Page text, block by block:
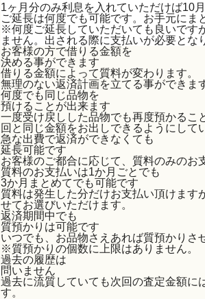
1ヶ月分のみ利息を入れていただけば10
ご延長は何度でも可能です。お手元に
※何度ご延長していただいても良いです
ません。出される際に支払いが必要とな
お客様の方で借りる金額を
決める事ができます
借りる金額によって質料が変わります。
無理のない返済計画を立てる事ができま
何度でも同じ品物を
預けることが出来ます
一度受け戻しした品物でも再度預かるこ
回と同じ金額をお出しできるようにして
急な出費で返済ができなくても
延長可能です
お客様のご都合に応じて、質料のみのお
質料のお支払いは1か月ごとでも
3か月まとめてでも可能です
質料は発生した分だけお支払い頂けま
せてお選びいただけます。
返済期間中でも
質預かりは可能です
いつでも、お品物さえあれば質預かりさ
※質預かりの個数に上限はありません。
過去の履歴は
問いません
過去に流質していても次回の査定金額に
す。